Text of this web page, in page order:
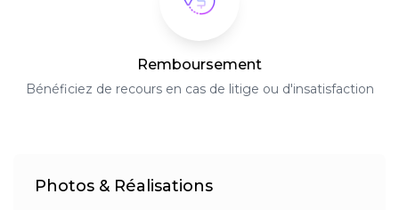
Remboursement
Bénéficiez de recours en cas de litige ou d'insatisfaction
Photos & Réalisations